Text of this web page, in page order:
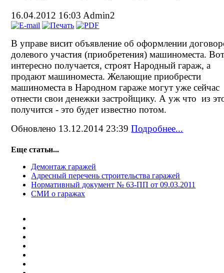
16.04.2012 16:03 Admin2
В управе висит объявление об оформлении
долевого участия (приобретения) машиноместа.
интересно получается, строят Народный гараж, а
продают машиноместа. Желающие приобрести
машиноместа в Народном гараже могут уже сейчас
отнести свои денежки застройщику. А уж что из
получится - это будет известно потом.
Обновлено 13.12.2014 23:39Подробнее...
Еще статьи...
Демонтаж гаражей
Адресный перечень строительства гаражей
Нормативный документ № 63-ПП от 09.03.2011
СМИ о гаражах